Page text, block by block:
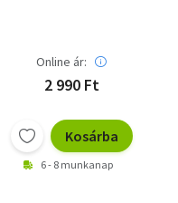
Online ár:
2 990 Ft
Kosárba
6 - 8 munkanap